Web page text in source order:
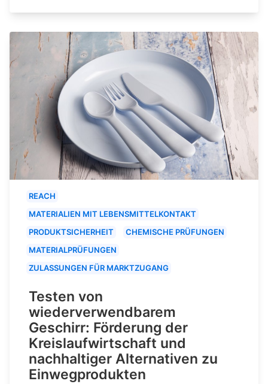
REACH
MATERIALIEN MIT LEBENSMITTELKONTAKT
PRODUKTSICHERHEIT
CHEMISCHE PRÜFUNGEN
MATERIALPRÜFUNGEN
ZULASSUNGEN FÜR MARKTZUGANG
Testen von
wiederverwendbarem
Geschirr: Förderung der
Kreislaufwirtschaft und
nachhaltiger Alternativen zu
Einwegprodukten